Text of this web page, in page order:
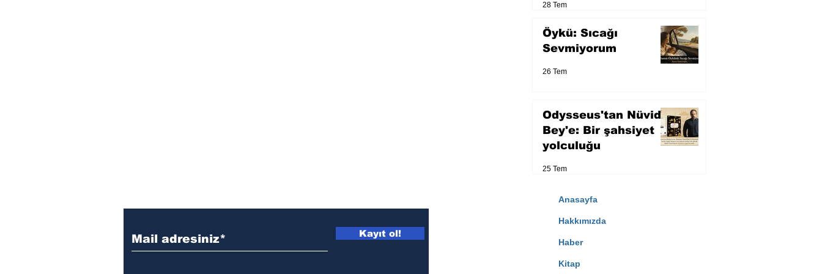
28 Tem
Öykü: Sıcağı
Sevmiyorum
26 Tem
Odysseus'tan Nüvid
Bey'e: Bir şahsiyet
yolculuğu
25 Tem
Kayıt ol!
Anasayfa
Hakkımızda
Haber
Kitap